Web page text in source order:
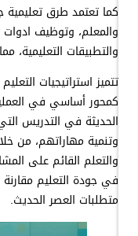
كما تعتمد طرق تعليمية
والمعلم، وتوظيف ادوات
والتطبيقات التعليمية،
تتميز استراتيجيات التعليم
كمحور أساسي في العملية
الحديثة في التدريس التي
وتنمية مهاراتهم، من
والتعلم القائم على
في جودة التعليم مقارنة
متطلبات العصر الحديث.